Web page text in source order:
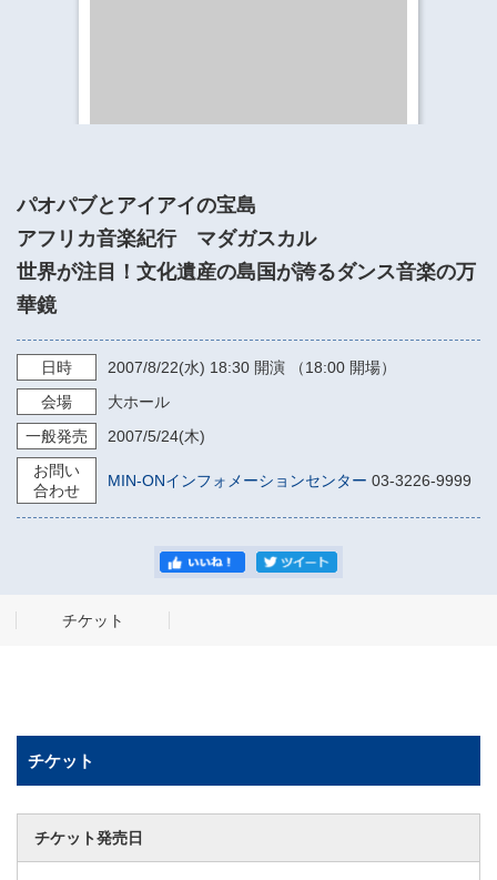
パオパブとアイアイの宝島
アフリカ音楽紀行 マダガスカル
世界が注目！文化遺産の島国が誇るダンス音楽の万
華鏡
日時 2007/8/22(水) 18:30 開演 （18:00 開場）
会場
大ホール
一般発売
2007/5/24(木)
お問い
合わせ
MIN-ONインフォメーションセンター 03-3226-9999
チケット
チケット
チケット発売日